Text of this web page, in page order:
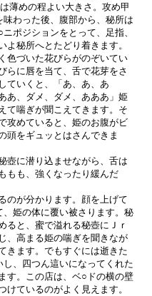
薄めの程よい大きさ。攻め甲
わった後、腹部から、秘所は
ポジションをとって、足指、
秘所へとたどり着きます。
色づいた花びらがのぞいてい
らに唇を当て、舌で花芽をさ
ていくと、「あ、あ、あ
、ダメ、ダメ、あああ」姫
て喘ぎが聞こえてきます。そ
攻めていると、姫のお腹がビ
頭をギュッとはさんできま
壺に潜り込ませながら、舌は
もも、強くなったり緩んだ
のが分かります。顔を上げて
、姫の体に覆い被さります。秘
ると、蜜で溢れる秘壺にＪｒ
、高まる姫の喘ぎを聞きなが
きます。でもすぐには逝きた
、四つん這いになってくれた
す。この店は、ベ○ドの横の壁
けているのがよく見えます。